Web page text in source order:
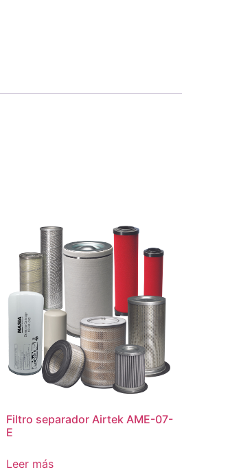
Filtro separador Airtek AME-07-
E
Leer más